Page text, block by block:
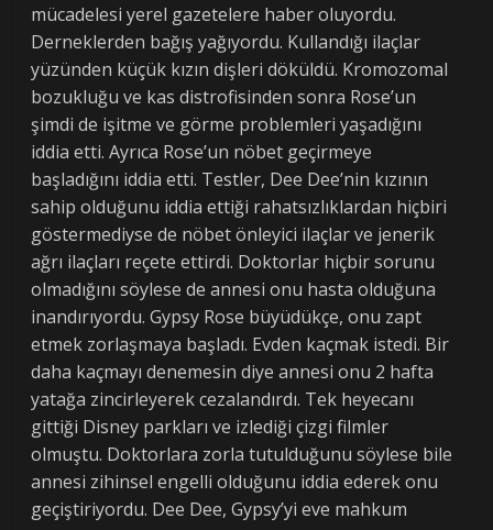
mücadelesi yerel gazetelere haber oluyordu.
Derneklerden bağış yağıyordu. Kullandığı ilaçlar
yüzünden küçük kızın dişleri döküldü. Kromozomal
bozukluğu ve kas distrofisinden sonra Rose’un
şimdi de işitme ve görme problemleri yaşadığını
iddia etti. Ayrıca Rose’un nöbet geçirmeye
başladığını iddia etti. Testler, Dee Dee’nin kızının
sahip olduğunu iddia ettiği rahatsızlıklardan hiçbiri
göstermediyse de nöbet önleyici ilaçlar ve jenerik
ağrı ilaçları reçete ettirdi. Doktorlar hiçbir sorunu
olmadığını söylese de annesi onu hasta olduğuna
inandırıyordu. Gypsy Rose büyüdükçe, onu zapt
etmek zorlaşmaya başladı. Evden kaçmak istedi. Bir
daha kaçmayı denemesin diye annesi onu 2 hafta
yatağa zincirleyerek cezalandırdı. Tek heyecanı
gittiği Disney parkları ve izlediği çizgi filmler
olmuştu. Doktorlara zorla tutulduğunu söylese bile
annesi zihinsel engelli olduğunu iddia ederek onu
geçiştiriyordu. Dee Dee, Gypsy’yi eve mahkum